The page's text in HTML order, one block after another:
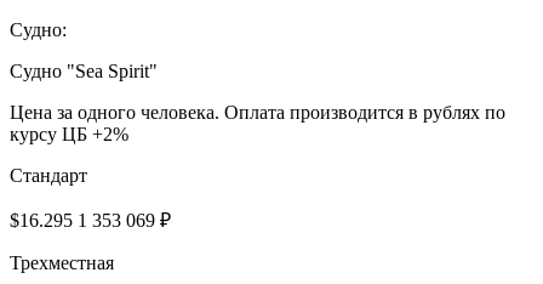
Судно:
Cудно "Sea Spirit"
Цена за одного человека. Оплата производится в рублях по
курсу ЦБ +2%
Cтандарт
$16.295 1 353 069 ₽
Трехместная